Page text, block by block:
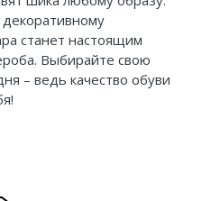
станет настоящим
Выбирайте свою
– ведь качество обуви